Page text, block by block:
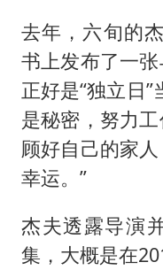
去年，六旬的
书上发布了一
正好是“独立日
是秘密，努力
顾好自己的家
幸运。”
杰夫透露导演
集，大概是在